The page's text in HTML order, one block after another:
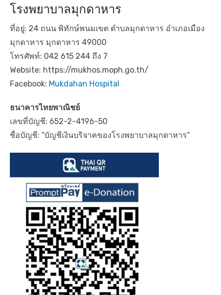
โรงพยาบาลมุกดาหาร
ที่อยู่: 24 ถนน พิทักษ์พนมเขต ตำบลมุกดาหาร อำเภอเมือง
มุกดาหาร มุกดาหาร 49000
โทรศัพท์: 042 615 244 ถึง 7
Website: https://mukhos.moph.go.th/
Facebook: Mukdahan Hospital
ธนาคารไทยพาณิชย์
เลขที่บัญชี: 652-2-4196-50
ชื่อบัญชี: “บัญชีเงินบริจาคของโรงพยาบาลมุกดาหาร”